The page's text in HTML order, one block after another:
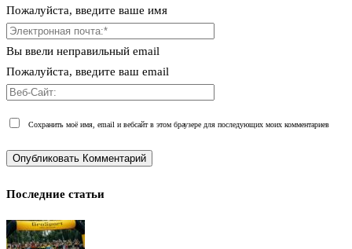
Пожалуйста, введите ваше имя
Вы ввели неправильный email
Пожалуйста, введите ваш email
Сохранить моё имя, email и вебсайт в этом браузере для последующих моих комментариев
Последние статьи